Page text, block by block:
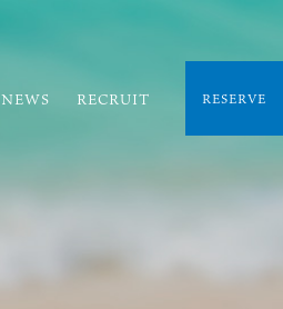
NEWS RECRUIT RESERVE